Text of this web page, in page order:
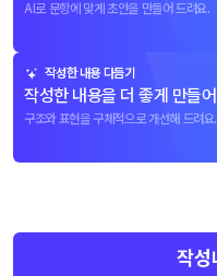
AI로 문항에 맞게 초안을 만들어 드려요.
작성한 내용 다듬기
작성한 내용을 더 좋게 만들
구조와 표현을 구체적으로 개선해 드려요.
작성